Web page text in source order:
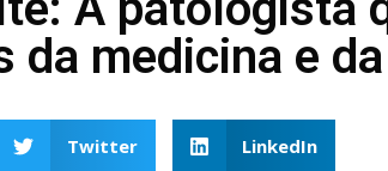
da medicina e
Twitter LinkedIn